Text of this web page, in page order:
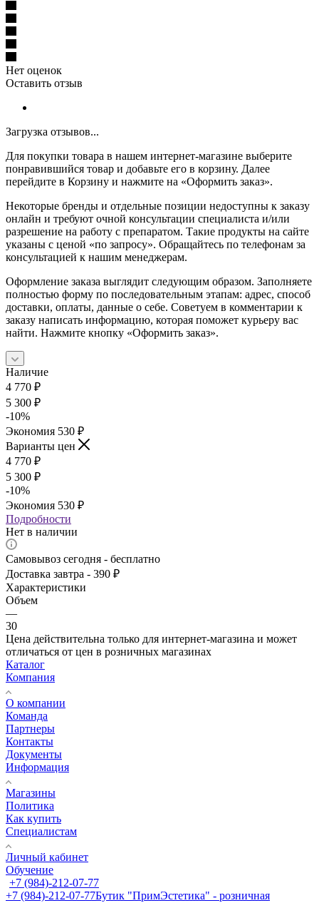
Нет оценок
Оставить отзыв
Загрузка отзывов...
Для покупки товара в нашем интернет-магазине выберите
понравившийся товар и добавьте его в корзину. Далее
перейдите в Корзину и нажмите на «Оформить заказ».
Некоторые бренды и отдельные позиции недоступны к заказу
онлайн и требуют очной консультации специалиста и/или
разрешение на работу с препаратом. Такие продукты на сайте
указаны с ценой «по запросу». Обращайтесь по телефонам за
консультацией к нашим менеджерам.
Оформление заказа выглядит следующим образом. Заполняете
полностью форму по последовательным этапам: адрес, способ
доставки, оплаты, данные о себе. Советуем в комментарии к
заказу написать информацию, которая поможет курьеру вас
найти. Нажмите кнопку «Оформить заказ».
Наличие
4 770 ₽
5 300 ₽
-10%
Экономия 530 ₽
Варианты цен
4 770 ₽
5 300 ₽
-10%
Экономия 530 ₽
Подробности
Нет в наличии
Самовывоз сегодня - бесплатно
Доставка завтра - 390 ₽
Характеристики
Объем
—
30
Цена действительна только для интернет-магазина и может
отличаться от цен в розничных магазинах
Каталог
Компания
О компании
Команда
Партнеры
Контакты
Документы
Информация
Магазины
Политика
Как купить
Специалистам
Личный кабинет
Обучение
+7 (984)-212-07-77
+7 (984)-212-07-77Бутик "ПримЭстетика" - розничная